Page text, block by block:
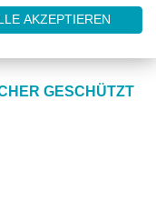
GESCHÜTZT
AKZEPTIEREN